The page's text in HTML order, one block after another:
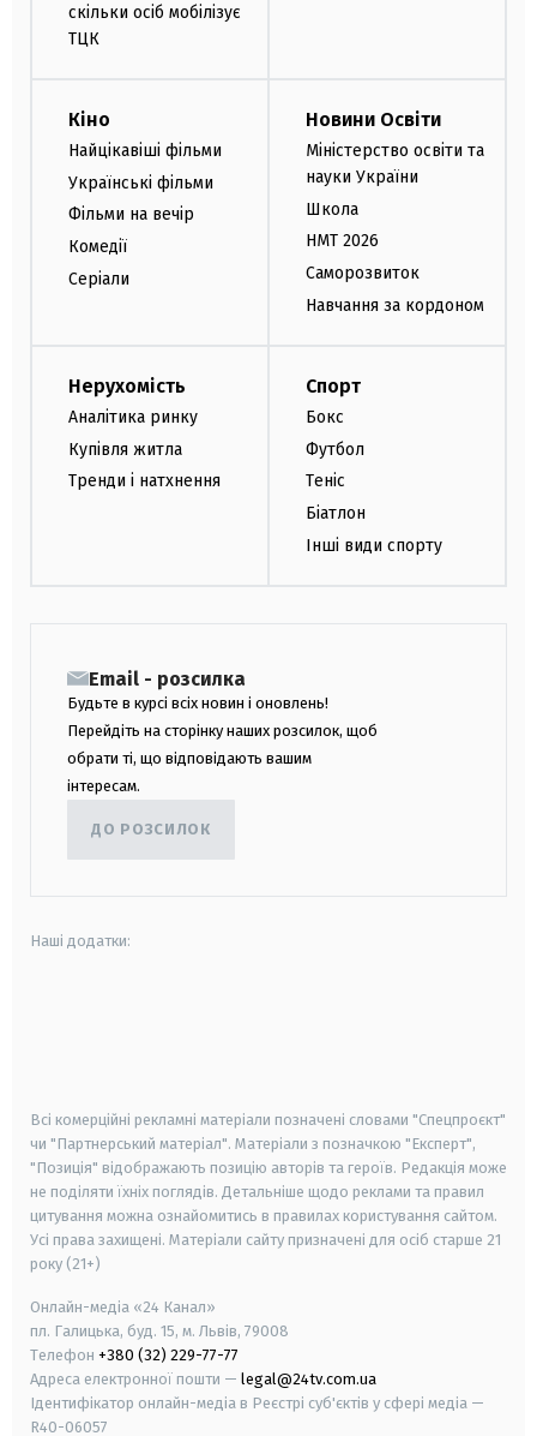
скільки осіб мобілізує
ТЦК
Кіно
Найцікавіші фільми
Українські фільми
Фільми на вечір
Комедії
Серіали
Новини Освіти
Міністерство освіти та
науки України
Школа
НМТ 2026
Саморозвиток
Навчання за кордоном
Нерухомість
Аналітика ринку
Купівля житла
Тренди і натхнення
Спорт
Бокс
Футбол
Теніс
Біатлон
Інші види спорту
Email - розсилка
Будьте в курсі всіх новин і оновлень!
Перейдіть на сторінку наших розсилок, щоб
обрати ті, що відповідають вашим
інтересам.
ДО РОЗСИЛОК
Наші додатки:
Всі комерційні рекламні матеріали позначені словами "Спецпроєкт"
чи "Партнерський матеріал". Матеріали з позначкою "Експерт",
"Позиція" відображають позицію авторів та героїв. Редакція може
не поділяти їхніх поглядів. Детальніше щодо реклами та правил
цитування можна ознайомитись в правилах користування сайтом.
Усі права захищені. Матеріали сайту призначені для осіб старше 21
року (21+)
Онлайн-медіа «24 Канал»
пл. Галицька, буд. 15, м. Львів, 79008
Телефон +380 (32) 229-77-77
Адреса електронної пошти — legal@24tv.com.ua
Ідентифікатор онлайн-медіа в Реєстрі суб'єктів у сфері медіа —
R40-06057